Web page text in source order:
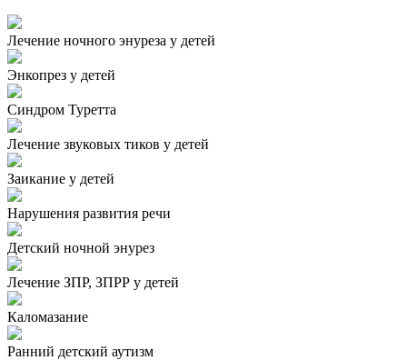
Лечение ночного энуреза у детей
Энкопрез у детей
Синдром Туретта
Лечение звуковых тиков у детей
Заикание у детей
Нарушения развития речи
Детский ночной энурез
Лечение ЗПР, ЗПРР у детей
Каломазание
Ранний детский аутизм